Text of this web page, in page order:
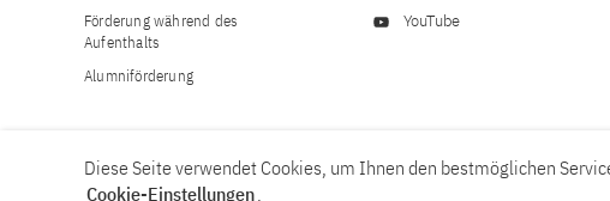
Förderung während des
Aufenthalts
Alumniförderung
YouTube
Diese Seite verwendet Cookies, um Ihnen den bestmöglichen
Cookie-Einstellungen.